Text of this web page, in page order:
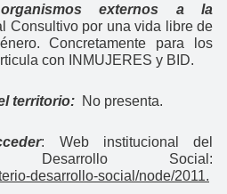
externos a la
Consultivo por una vida libre de
Concretamente para los
con INMUJERES y BID.
territorio: No presenta.
: Web institucional del
Social:
desarrollo-social/node/2011.